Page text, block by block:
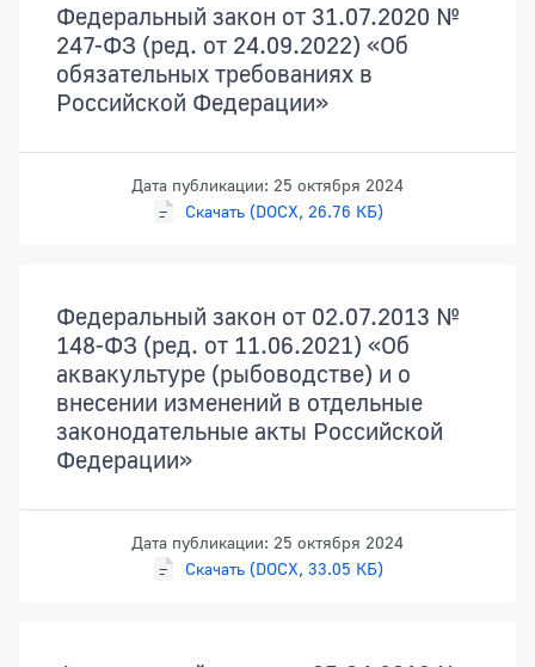
Федеральный закон от 31.07.2020 №
247-ФЗ (ред. от 24.09.2022) «Об
обязательных требованиях в
Российской Федерации»
Дата публикации: 25 октября 2024
Скачать (DOCX, 26.76 КБ)
Федеральный закон от 02.07.2013 №
148-ФЗ (ред. от 11.06.2021) «Об
аквакультуре (рыбоводстве) и о
внесении изменений в отдельные
законодательные акты Российской
Федерации»
Дата публикации: 25 октября 2024
Скачать (DOCX, 33.05 КБ)